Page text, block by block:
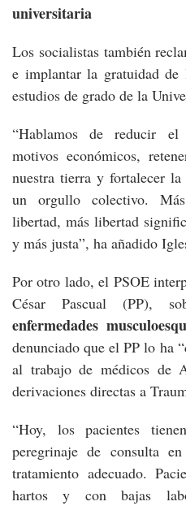
universitaria
Los socialistas también
e implantar la gratuidad
estudios de grado de la
“Hablamos de reducir el
motivos económicos,
nuestra tierra y fortalecer
un orgullo colectivo.
libertad, más libertad
y más justa”, ha añadido
Por otro lado, el PSOE
César Pascual (PP),
enfermedades
denunciado que el PP lo ha
al trabajo de médicos de
derivaciones directas a
“Hoy, los pacientes
peregrinaje de consulta
tratamiento adecuado.
hartos y con bajas